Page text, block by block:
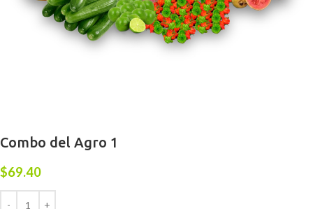
Combo del Agro 1
$69.40